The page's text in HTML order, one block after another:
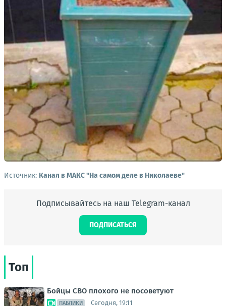
Источник: Канал в МАКС "На самом деле в Николаеве"
Подписывайтесь на наш Telegram-канал
ПОДПИСАТЬСЯ
Топ
Бойцы СВО плохого не посоветуют
ПАБЛИКИ Сегодня, 19:11